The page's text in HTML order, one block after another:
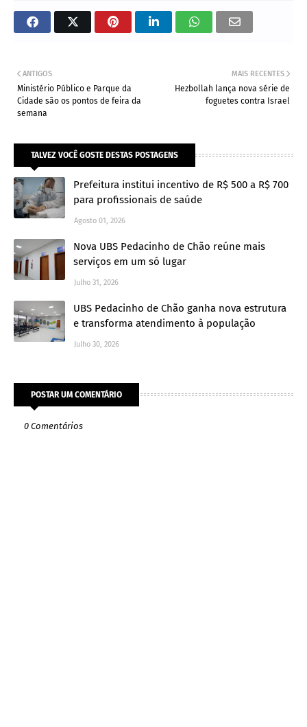
MAIS RECENTES
Hezbollah lança nova série de
foguetes contra Israel
ANTIGOS
Ministério Público e Parque da
Cidade são os pontos de feira da
semana
TALVEZ VOCÊ GOSTE DESTAS POSTAGENS
Prefeitura institui incentivo de R$ 500 a R$ 700
para profissionais de saúde
Agosto 01, 2026
Nova UBS Pedacinho de Chão reúne mais
serviços em um só lugar
Julho 31, 2026
UBS Pedacinho de Chão ganha nova estrutura
e transforma atendimento à população
Julho 30, 2026
POSTAR UM COMENTÁRIO
0 Comentários